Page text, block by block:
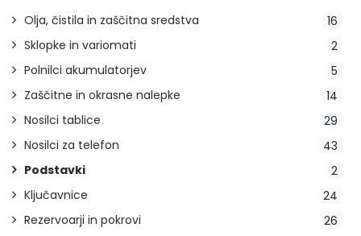
16
Olja, čistila in zaščitna sredstva
2
Sklopke in variomati
5
Polnilci akumulatorjev
14
Zaščitne in okrasne nalepke
29
Nosilci tablice
43
Nosilci za telefon
2
Podstavki
24
Ključavnice
26
Rezervoarji in pokrovi